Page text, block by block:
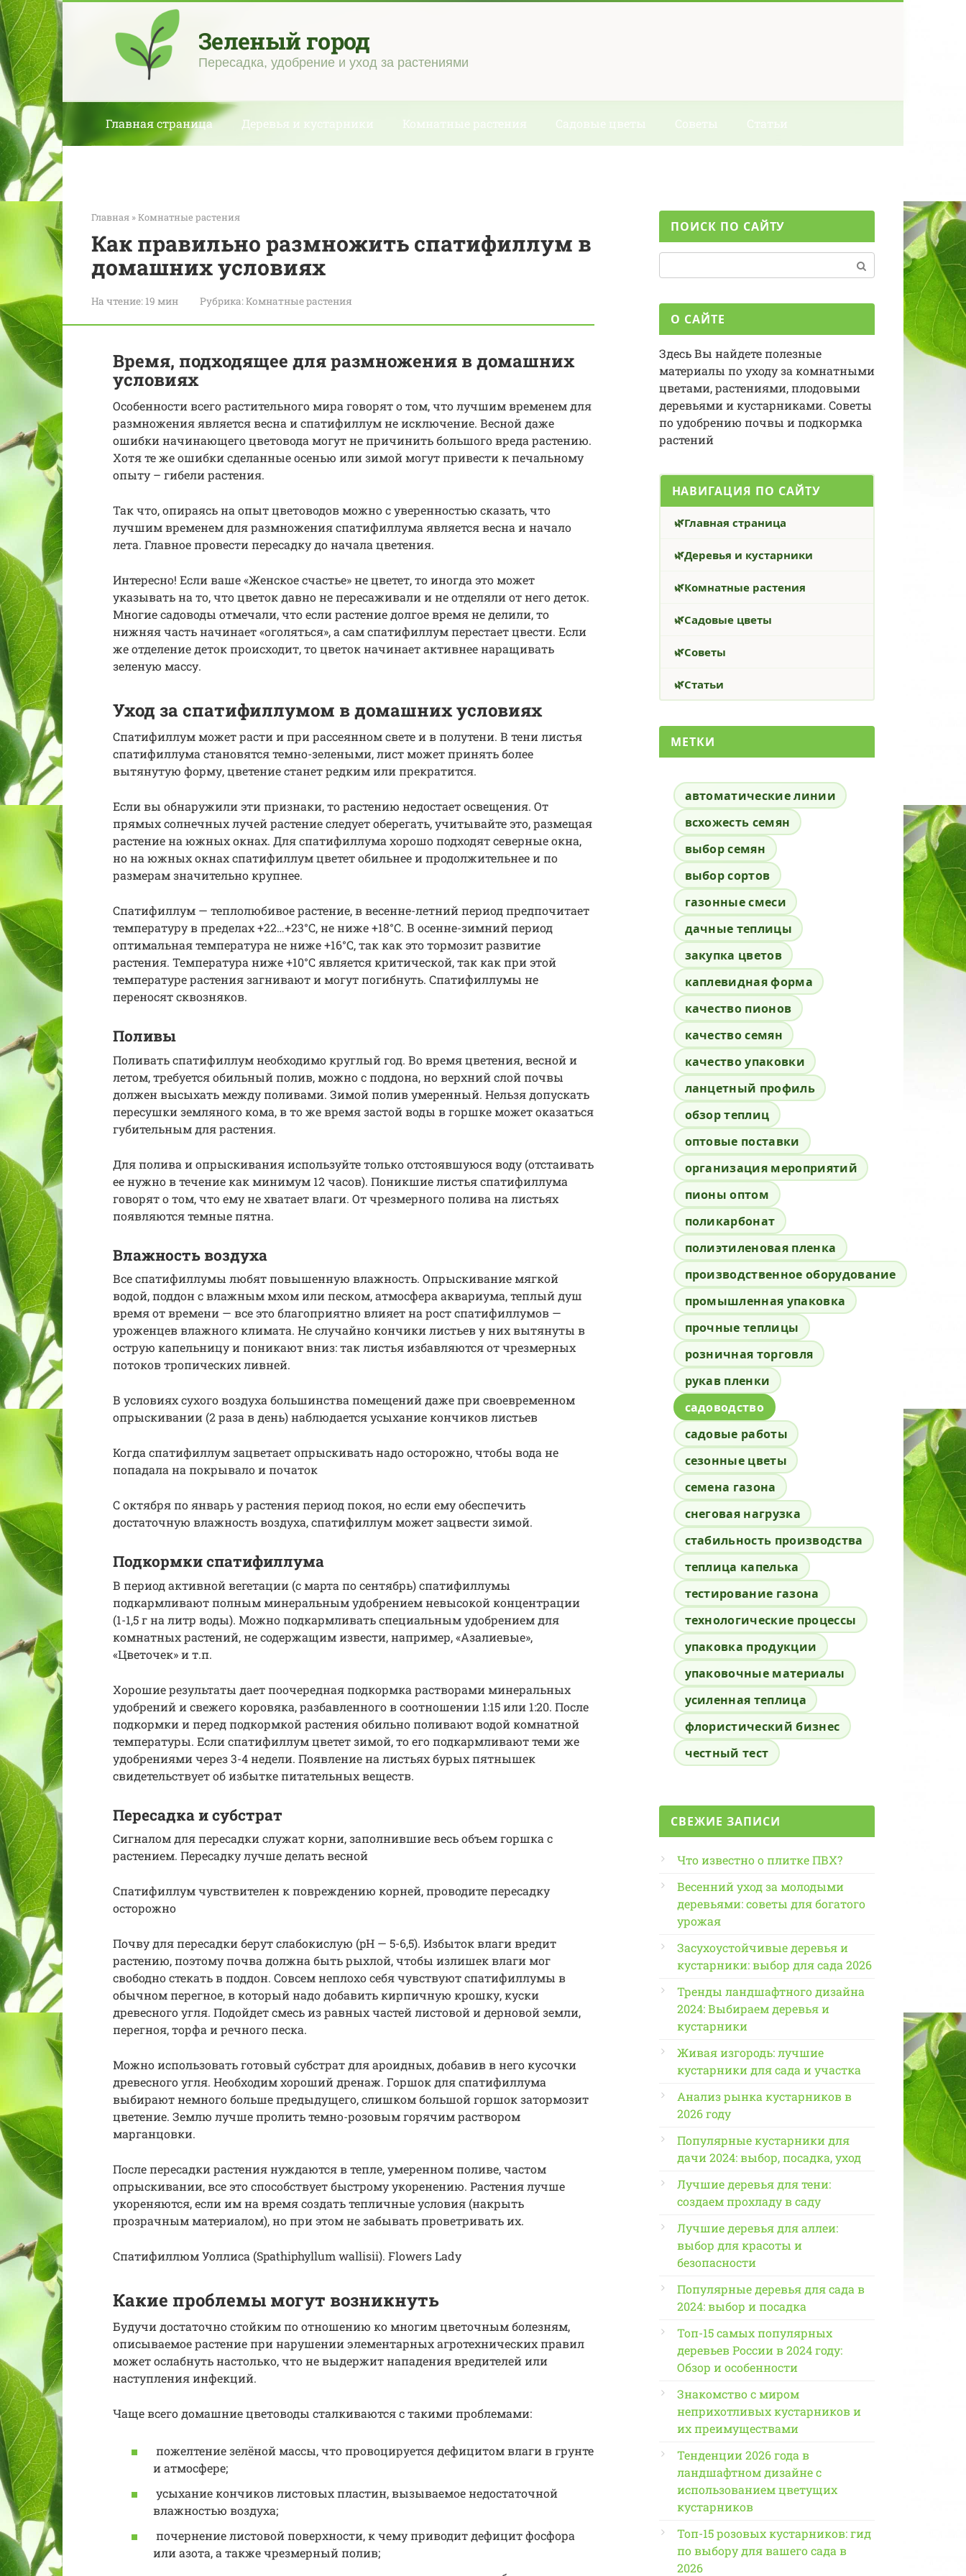
Перейти
к
контенту
Зеленый город
Пересадка, удобрение и уход за растениями
Главная страница Деревья и кустарники Комнатные растения Садовые цветы Советы Статьи
Главная »Комнатные растения
Как правильно размножить спатифиллум в
домашних условиях
На чтение: 19 мин Рубрика:Комнатные растения
Время, подходящее для размножения в домашних
условиях
Особенности всего растительного мира говорят о том, что лучшим временем для
размножения является весна и спатифиллум не исключение. Весной даже
ошибки начинающего цветовода могут не причинить большого вреда растению.
Хотя те же ошибки сделанные осенью или зимой могут привести к печальному
опыту – гибели растения.
Так что, опираясь на опыт цветоводов можно с уверенностью сказать, что
лучшим временем для размножения спатифиллума является весна и начало
лета. Главное провести пересадку до начала цветения.
Интересно! Если ваше «Женское счастье» не цветет, то иногда это может
указывать на то, что цветок давно не пересаживали и не отделяли от него деток.
Многие садоводы отмечали, что если растение долгое время не делили, то
нижняя часть начинает «оголяться», а сам спатифиллум перестает цвести. Если
же отделение деток происходит, то цветок начинает активнее наращивать
зеленую массу.
Уход за спатифиллумом в домашних условиях
Спатифиллум может расти и при рассеянном свете и в полутени. В тени листья
спатифиллума становятся темно-зелеными, лист может принять более
вытянутую форму, цветение станет редким или прекратится.
Если вы обнаружили эти признаки, то растению недостает освещения. От
прямых солнечных лучей растение следует оберегать, учитывайте это, размещая
растение на южных окнах. Для спатифиллума хорошо подходят северные окна,
но на южных окнах спатифиллум цветет обильнее и продолжительнее и по
размерам значительно крупнее.
Спатифиллум — теплолюбивое растение, в весенне-летний период предпочитает
температуру в пределах +22…+23°C, не ниже +18°C. В осенне-зимний период
оптимальная температура не ниже +16°C, так как это тормозит развитие
растения. Температура ниже +10°C является критической, так как при этой
температуре растения загнивают и могут погибнуть. Спатифиллумы не
переносят сквозняков.
Поливы
Поливать спатифиллум необходимо круглый год. Во время цветения, весной и
летом, требуется обильный полив, можно с поддона, но верхний слой почвы
должен высыхать между поливами. Зимой полив умеренный. Нельзя допускать
пересушки земляного кома, в то же время застой воды в горшке может оказаться
губительным для растения.
Для полива и опрыскивания используйте только отстоявшуюся воду (отстаивать
ее нужно в течение как минимум 12 часов). Поникшие листья спатифиллума
говорят о том, что ему не хватает влаги. От чрезмерного полива на листьях
появляются темные пятна.
Влажность воздуха
Все спатифиллумы любят повышенную влажность. Опрыскивание мягкой
водой, поддон с влажным мхом или песком, атмосфера аквариума, теплый душ
время от времени — все это благоприятно влияет на рост спатифиллумов —
уроженцев влажного климата. Не случайно кончики листьев у них вытянуты в
острую капельницу и поникают вниз: так листья избавляются от чрезмерных
потоков тропических ливней.
В условиях сухого воздуха большинства помещений даже при своевременном
опрыскивании (2 раза в день) наблюдается усыхание кончиков листьев
Когда спатифиллум зацветает опрыскивать надо осторожно, чтобы вода не
попадала на покрывало и початок
С октября по январь у растения период покоя, но если ему обеспечить
достаточную влажность воздуха, спатифиллум может зацвести зимой.
Подкормки спатифиллума
В период активной вегетации (с марта по сентябрь) спатифиллумы
подкармливают полным минеральным удобрением невысокой концентрации
(1-1,5 г на литр воды). Можно подкармливать специальным удобрением для
комнатных растений, не содержащим извести, например, «Азалиевые»,
«Цветочек» и т.п.
Хорошие результаты дает поочередная подкормка растворами минеральных
удобрений и свежего коровяка, разбавленного в соотношении 1:15 или 1:20. После
подкормки и перед подкормкой растения обильно поливают водой комнатной
температуры. Если спатифиллум цветет зимой, то его подкармливают теми же
удобрениями через 3-4 недели. Появление на листьях бурых пятнышек
свидетельствует об избытке питательных веществ.
Пересадка и субстрат
Сигналом для пересадки служат корни, заполнившие весь объем горшка с
растением. Пересадку лучше делать весной
Спатифиллум чувствителен к повреждению корней, проводите пересадку
осторожно
Почву для пересадки берут слабокислую (pH — 5-6,5). Избыток влаги вредит
растению, поэтому почва должна быть рыхлой, чтобы излишек влаги мог
свободно стекать в поддон. Совсем неплохо себя чувствуют спатифиллумы в
обычном перегное, в который надо добавить кирпичную крошку, куски
древесного угля. Подойдет смесь из равных частей листовой и дерновой земли,
перегноя, торфа и речного песка.
Можно использовать готовый субстрат для ароидных, добавив в него кусочки
древесного угля. Необходим хороший дренаж. Горшок для спатифиллума
выбирают немного больше предыдущего, слишком большой горшок затормозит
цветение. Землю лучше пролить темно-розовым горячим раствором
марганцовки.
После пересадки растения нуждаются в тепле, умеренном поливе, частом
опрыскивании, все это способствует быстрому укоренению. Растения лучше
укореняются, если им на время создать тепличные условия (накрыть
прозрачным материалом), но при этом не забывать проветривать их.
Спатифиллюм Уоллиса (Spathiphyllum wallisii). Flowers Lady
Какие проблемы могут возникнуть
Будучи достаточно стойким по отношению ко многим цветочным болезням,
описываемое растение при нарушении элементарных агротехнических правил
может ослабнуть настолько, что не выдержит нападения вредителей или
наступления инфекций.
Чаще всего домашние цветоводы сталкиваются с такими проблемами:
пожелтение зелёной массы, что провоцируется дефицитом влаги в грунте
и атмосфере;
усыхание кончиков листовых пластин, вызываемое недостаточной
влажностью воздуха;
почернение листовой поверхности, к чему приводит дефицит фосфора
или азота, а также чрезмерный полив;
ПОИСК ПО САЙТУ
О САЙТЕ
Здесь Вы найдете полезные
материалы по уходу за комнатными
цветами, растениями, плодовыми
деревьями и кустарниками. Советы
по удобрению почвы и подкормка
растений
НАВИГАЦИЯ ПО САЙТУ
Главная страница
Деревья и кустарники
Комнатные растения
Садовые цветы
Советы
Статьи
МЕТКИ
автоматические линии
всхожесть семян
выбор семян
выбор сортов
газонные смеси
дачные теплицы
закупка цветов
каплевидная форма
качество пионов
качество семян
качество упаковки
ланцетный профиль
обзор теплиц
оптовые поставки
организация мероприятий
пионы оптом
поликарбонат
полиэтиленовая пленка
производственное оборудование
промышленная упаковка
прочные теплицы
розничная торговля
рукав пленки
садоводство
садовые работы
сезонные цветы
семена газона
снеговая нагрузка
стабильность производства
теплица капелька
тестирование газона
технологические процессы
упаковка продукции
упаковочные материалы
усиленная теплица
флористический бизнес
честный тест
СВЕЖИЕ ЗАПИСИ
Что известно о плитке ПВХ?
Весенний уход за молодыми
деревьями: советы для богатого
урожая
Засухоустойчивые деревья и
кустарники: выбор для сада 2026
Тренды ландшафтного дизайна
2024: Выбираем деревья и
кустарники
Живая изгородь: лучшие
кустарники для сада и участка
Анализ рынка кустарников в
2026 году
Популярные кустарники для
дачи 2024: выбор, посадка, уход
Лучшие деревья для тени:
создаем прохладу в саду
Лучшие деревья для аллеи:
выбор для красоты и
безопасности
Популярные деревья для сада в
2024: выбор и посадка
Топ-15 самых популярных
деревьев России в 2024 году:
Обзор и особенности
Знакомство с миром
неприхотливых кустарников и
их преимуществами
Тенденции 2026 года в
ландшафтном дизайне с
использованием цветущих
кустарников
Топ-15 розовых кустарников: гид
по выбору для вашего сада в
2026